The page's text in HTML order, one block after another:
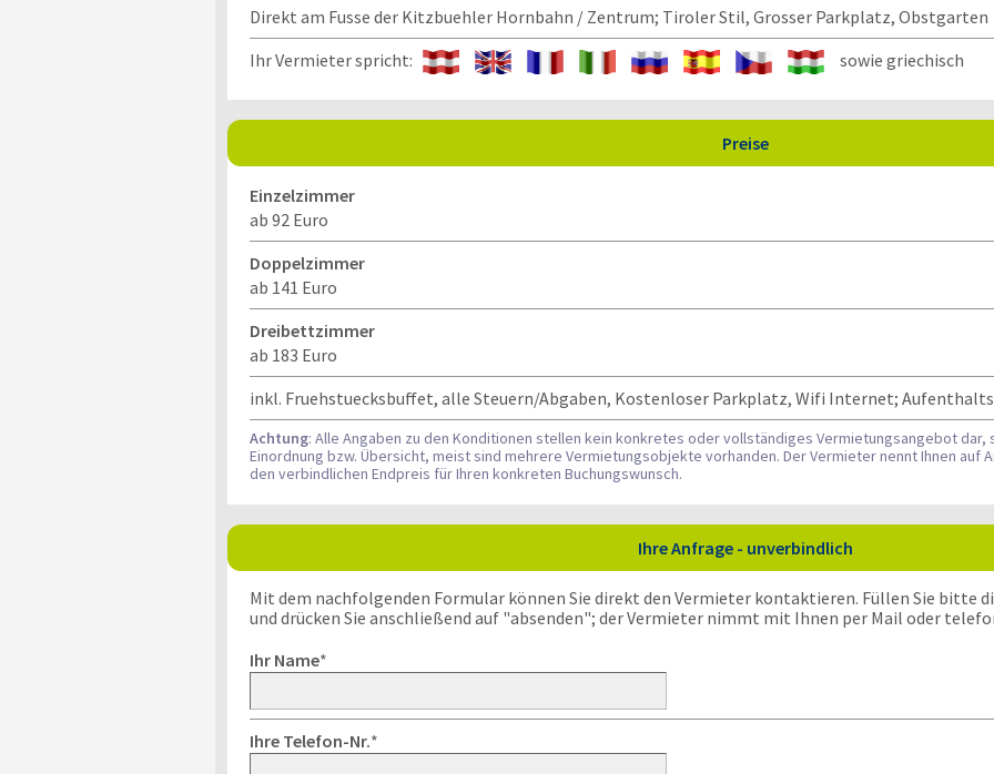
Direkt am Fusse der Kitzbuehler Hornbahn / Zentrum; Tiroler Stil, Grosser Parkplatz, Obstgarten
Ihr Vermieter spricht:
sowie griechisch
Preise
Einzelzimmer
ab 92 Euro
Doppelzimmer
ab 141 Euro
Dreibettzimmer
ab 183 Euro
inkl. Fruehstuecksbuffet, alle Steuern/Abgaben, Kostenloser Parkplatz, Wifi Internet;
Achtung: Alle Angaben zu den Konditionen stellen kein konkretes oder vollständiges Vermietungsangebot
Einordnung bzw. Übersicht, meist sind mehrere Vermietungsobjekte vorhanden. Der Vermieter nennt Ihnen auf
den verbindlichen Endpreis für Ihren konkreten Buchungswunsch.
Ihre Anfrage - unverbindlich
Mit dem nachfolgenden Formular können Sie direkt den Vermieter kontaktieren. Füllen Sie bitte
und drücken Sie anschließend auf "absenden"; der Vermieter nimmt mit Ihnen per Mail oder
Ihr Name*
Ihre Telefon-Nr.*